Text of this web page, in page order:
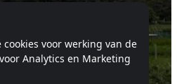
voor werking van de
Analytics en Marketing